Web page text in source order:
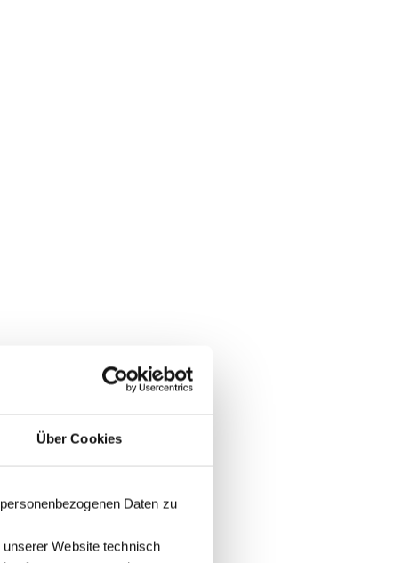
Über Cookies
Daten zu
Website technisch